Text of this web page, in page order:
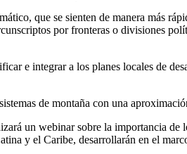
que se sienten de manera más
por fronteras o divisiones
e integrar a los planes locales de
de montaña con una
un webinar sobre la importancia de
y el Caribe, desarrollarán en el